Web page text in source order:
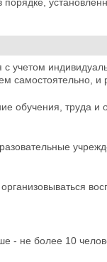
учетом
и
обучения, труда и
- не более 10